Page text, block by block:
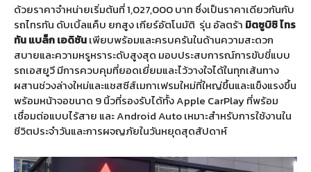
ด้วยราคาจำหน่ายเริ่มต้นที่ 1,027,000 บาท ซึ่งเป็นราคาเดียวกันกับ
รถไทรทัน ดับเบิ้ลแค็บ ยกสูง เกียร์อัตโนมัติ รุ่น อัลตร้า มิตซูบิชิไทร
ทันแบล็กเอดิชันเพียบพร้อมและครบครันในด้านความสะดวก
สบายและความหรูหราระดับสูงสุด มอบประสบการณ์การขับขี่แบบ
รถเอสยูวี มีการควบคุมที่ยอดเยี่ยมและไว้วางใจได้ในทุกเส้นทาง
ผสานช่วงล่างใหม่และแชสซีส์เมกาเฟรมใหม่ที่ใหญ่ขึ้นและแข็งแรงขึ้น
พร้อมหน้าจอขนาด 9 นิ้วที่รองรับได้ทั้ง Apple CarPlay ที่พร้อม
เชื่อมต่อแบบไร้สาย และ Android Auto เหมาะสำหรับการใช้งานใน
ชีวิตประจำวันและการผจญภัยในวันหยุดสุดสัปดาห์